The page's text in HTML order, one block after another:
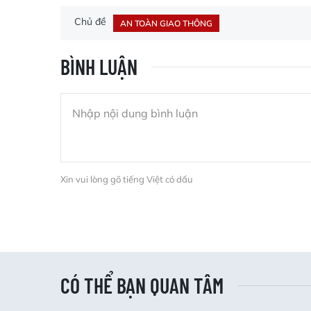
Chủ đề AN TOÀN GIAO THÔNG
BÌNH LUẬN
Xin vui lòng gõ tiếng Việt có dấu
CÓ THỂ BẠN QUAN TÂM